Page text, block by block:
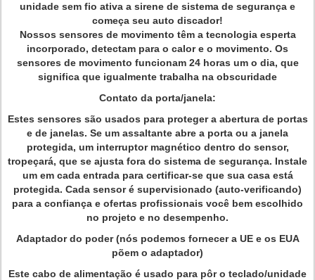
unidade sem fio ativa a sirene de sistema de segurança e
começa seu auto discador!
Nossos sensores de movimento têm a tecnologia esperta
incorporado, detectam para o calor e o movimento. Os
sensores de movimento funcionam 24 horas um o dia, que
significa que igualmente trabalha na obscuridade
Contato da porta/janela:
Estes sensores são usados para proteger a abertura de portas
e de janelas. Se um assaltante abre a porta ou a janela
protegida, um interruptor magnético dentro do sensor,
tropeçará, que se ajusta fora do sistema de segurança. Instale
um em cada entrada para certificar-se que sua casa está
protegida. Cada sensor é supervisionado (auto-verificando)
para a confiança e ofertas profissionais você bem escolhido
no projeto e no desempenho.
Adaptador do poder (nós podemos fornecer a UE e os EUA
põem o adaptador)
Este cabo de alimentação é usado para pôr o teclado/unidade